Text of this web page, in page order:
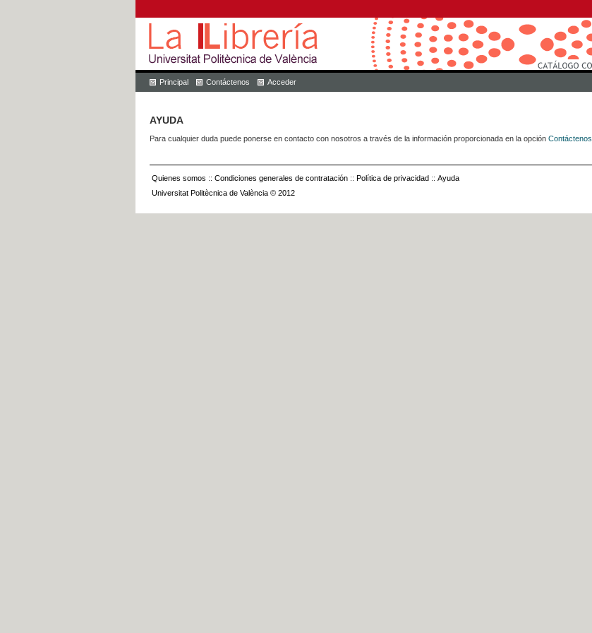
Principal Contáctenos Acceder
AYUDA
Para cualquier duda puede ponerse en contacto con nosotros a través de la información proporcionada en la opción Contáctenos
Quienes somos :: Condiciones generales de contratación :: Política de privacidad :: Ayuda
Universitat Politècnica de València © 2012